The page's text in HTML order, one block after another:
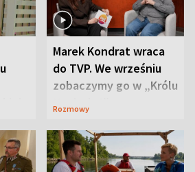
Marek Kondrat wraca
do TVP. We wrześniu
zobaczymy go w „Królu
Maciusiu I”
Rozmowy